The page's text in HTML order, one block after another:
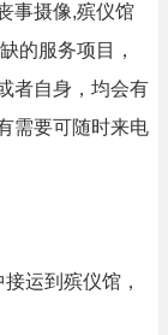
事摄像,殡仪馆
的服务项目，
者自身，均会有
需要可随时来电
运到殡仪馆，